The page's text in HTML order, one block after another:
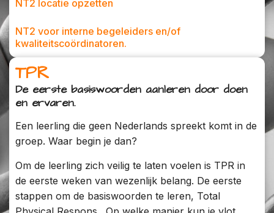
NT2 locatie opzetten
NT2 voor interne begeleiders en/of
kwaliteitscoördinatoren.
TPR
De eerste basiswoorden aanleren door doen
en ervaren.
Een leerling die geen Nederlands spreekt komt in de
groep. Waar begin je dan?
Om de leerling zich veilig te laten voelen is TPR in
de eerste weken van wezenlijk belang. De eerste
stappen om de basiswoorden te leren, Total